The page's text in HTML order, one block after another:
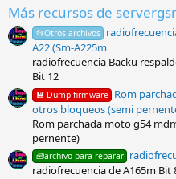
t
r
e
l
l
a
s
)
Más recursos de
📂Otros archivos
A22 (Sm-A225m
radiofrecuencia Backu
Bit 12
💾 Dump firmware Rom
otros bloqueos (semi
Rom parchada moto g54
pernente)
🧰archivo para reparar
radiofrecuencia de A165m Bit